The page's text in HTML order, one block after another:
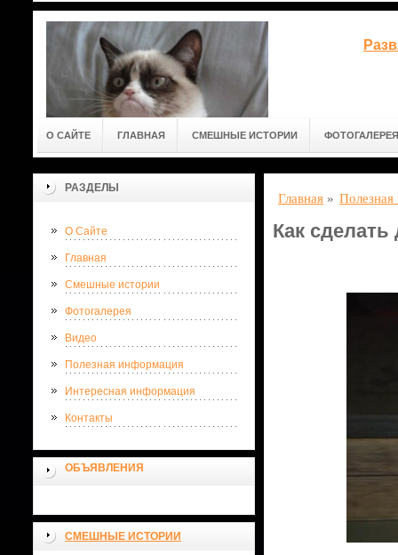
О САЙТЕ ГЛАВНАЯ СМЕШНЫЕ ИСТОРИИ ФОТОГАЛЕРЕЯ
РАЗДЕЛЫ
О Сайте
Главная
Смешные истории
Фотогалерея
Видео
Полезная информация
Интересная информация
Контакты
ОБЪЯВЛЕНИЯ
СМЕШНЫЕ ИСТОРИИ
Главная »
Как